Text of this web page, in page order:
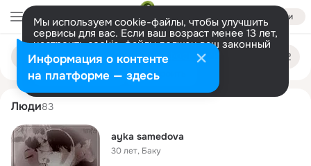
Войти
Мы используем cookie-файлы, чтобы улучшить
сервисы для вас. Если ваш возраст менее 13 лет,
настроить cookie-файлы должен ваш законный
представитель. Больше информации
Разрешить все Настроить
Поиск
людям
ayka samedova
Люди83
ayka samedova
30 лет, Баку
Информация о контенте
на платформе — здесь